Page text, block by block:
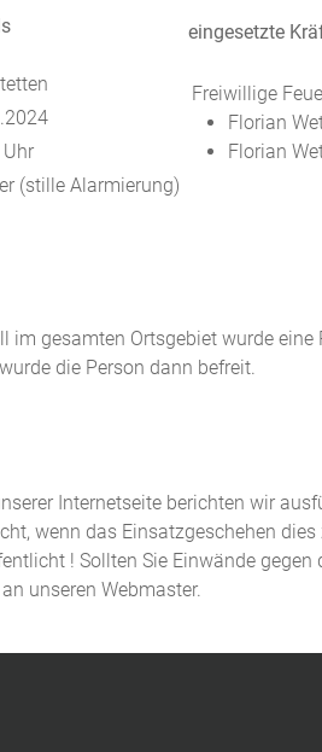
Uhr
(stille Alarmierung)
eingesetzte
Freiwillige
Florian
Florian
im gesamten Ortsgebiet wurde
die Person dann befreit.
Internetseite berichten wir
wenn das Einsatzgeschehen
! Sollten Sie Einwände
unseren Webmaster.